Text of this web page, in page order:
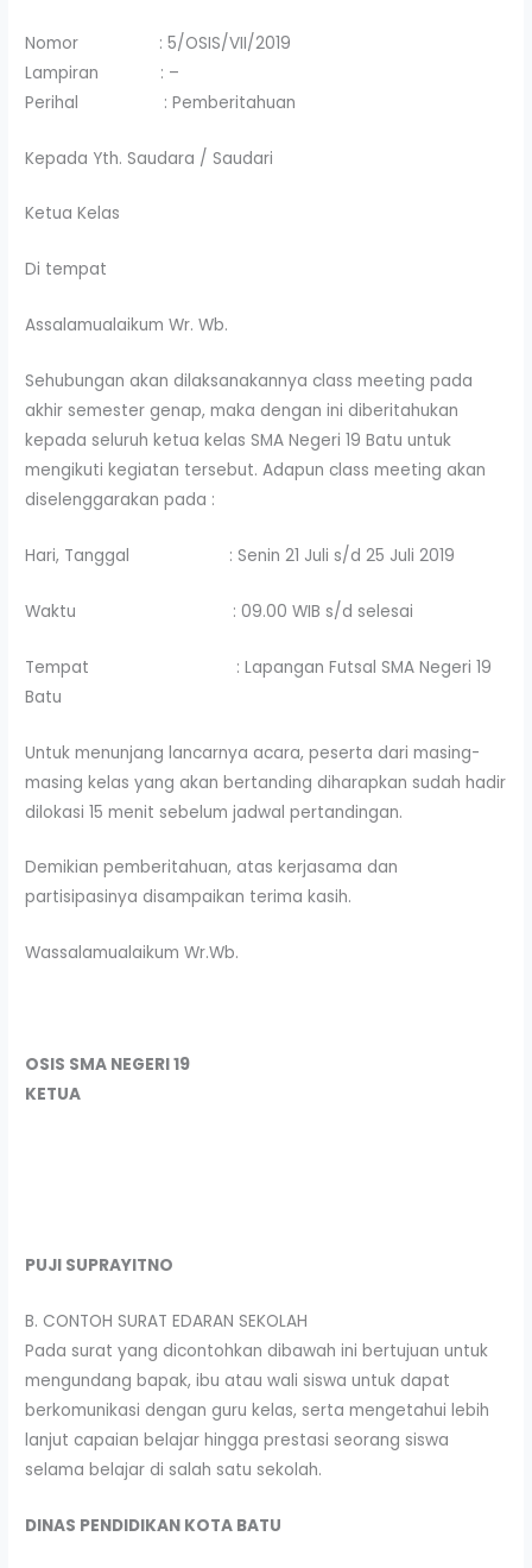
Nomor : 5/OSIS/VII/2019
Lampiran : –
Perihal : Pemberitahuan
Kepada Yth. Saudara / Saudari
Ketua Kelas
Di tempat
Assalamualaikum Wr. Wb.
Sehubungan akan dilaksanakannya class meeting pada
akhir semester genap, maka dengan ini diberitahukan
kepada seluruh ketua kelas SMA Negeri 19 Batu untuk
mengikuti kegiatan tersebut. Adapun class meeting akan
diselenggarakan pada :
Hari, Tanggal : Senin 21 Juli s/d 25 Juli 2019
Waktu : 09.00 WIB s/d selesai
Tempat : Lapangan Futsal SMA Negeri 19
Batu
Untuk menunjang lancarnya acara, peserta dari masing-
masing kelas yang akan bertanding diharapkan sudah hadir
dilokasi 15 menit sebelum jadwal pertandingan.
Demikian pemberitahuan, atas kerjasama dan
partisipasinya disampaikan terima kasih.
Wassalamualaikum Wr.Wb.
OSIS SMA NEGERI 19
KETUA
PUJI SUPRAYITNO
B. CONTOH SURAT EDARAN SEKOLAH
Pada surat yang dicontohkan dibawah ini bertujuan untuk
mengundang bapak, ibu atau wali siswa untuk dapat
berkomunikasi dengan guru kelas, serta mengetahui lebih
lanjut capaian belajar hingga prestasi seorang siswa
selama belajar di salah satu sekolah.
DINAS PENDIDIKAN KOTA BATU